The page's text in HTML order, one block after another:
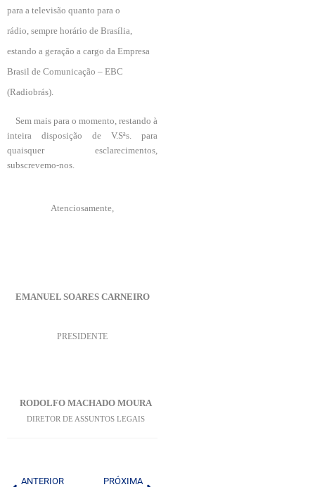
para a televisão quanto para o
rádio, sempre horário de Brasília,
estando a geração a cargo da Empresa
Brasil de Comunicação – EBC
(Radiobrás).
Sem mais para o momento, restando à
inteira disposição de V.Sªs. para
quaisquer esclarecimentos,
subscrevemo-nos.
Atenciosamente,
EMANUEL SOARES CARNEIRO
PRESIDENTE
RODOLFO MACHADO MOURA
DIRETOR DE ASSUNTOS LEGAIS
ANTERIOR
PRÓXIMA